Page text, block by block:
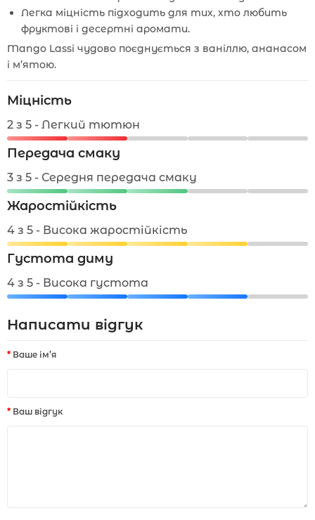
Легка міцність підходить для тих, хто любить
фруктові і десертні аромати.
Mango Lassi чудово поєднується з ваніллю, ананасом
і м’ятою.
Міцність
2 з 5 - Легкий тютюн
Передача смаку
3 з 5 - Середня передача смаку
Жаростійкість
4 з 5 - Висока жаростійкість
Густота диму
4 з 5 - Висока густота
Написати відгук
Ваше ім’я
Ваш відгук